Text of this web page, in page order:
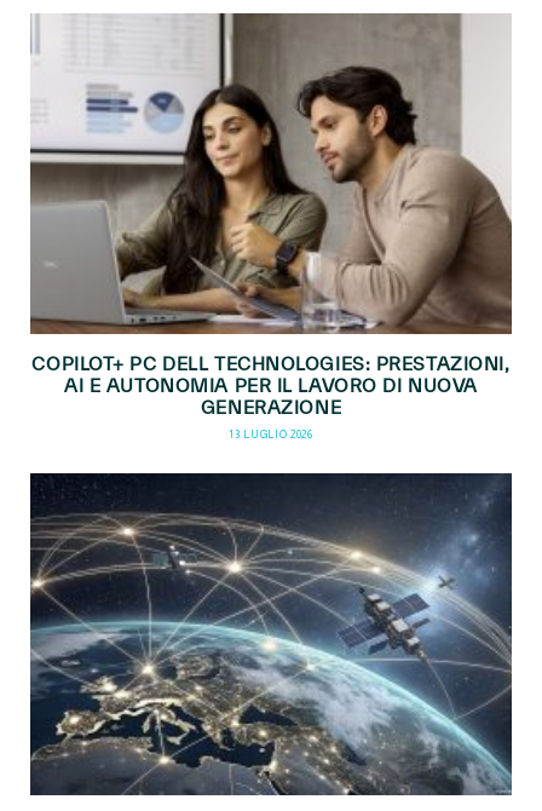
COPILOT+ PC DELL TECHNOLOGIES: PRESTAZIONI,
AI E AUTONOMIA PER IL LAVORO DI NUOVA
GENERAZIONE
13 LUGLIO 2026